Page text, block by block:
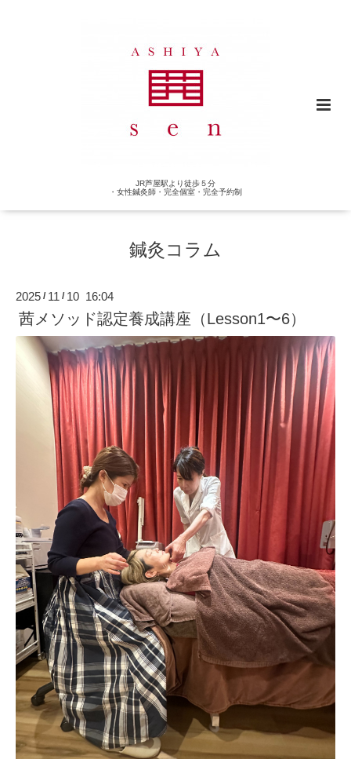
JR芦屋駅より徒歩５分
・女性鍼灸師・完全個室・完全予約制
鍼灸コラム
2025 / 11 / 10 16:04
茜メソッド認定養成講座（Lesson1〜6）